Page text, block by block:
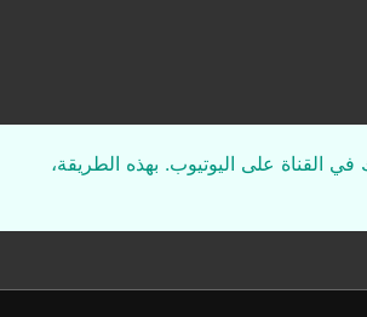
القناة على اليوتيوب. بهذه الطريقة،